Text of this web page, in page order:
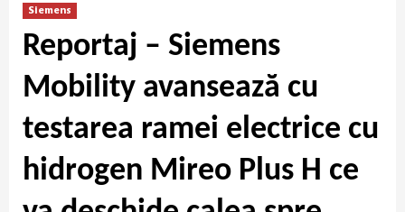
Siemens
Reportaj – Siemens
Mobility avansează cu
testarea ramei electrice cu
hidrogen Mireo Plus H ce